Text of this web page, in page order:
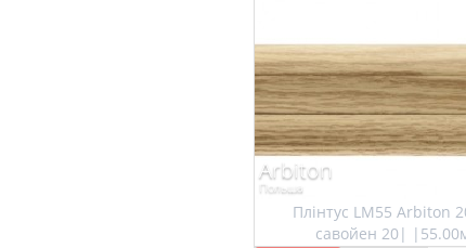
Плінтус LM55 Arbiton
савойен 20|
Arbiton
Польша